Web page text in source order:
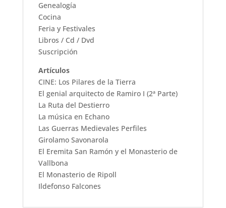
Genealogía
Cocina
Feria y Festivales
Libros / Cd / Dvd
Suscripción
Artículos
CINE: Los Pilares de la Tierra
El genial arquitecto de Ramiro I (2ª Parte)
La Ruta del Destierro
La música en Echano
Las Guerras Medievales Perfiles
Girolamo Savonarola
El Eremita San Ramón y el Monasterio de
Vallbona
El Monasterio de Ripoll
Ildefonso Falcones